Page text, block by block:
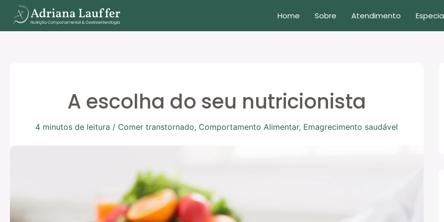
para
o
Home Sobre Atendimento
A escolha do seu nutricionista
4 minutos de leitura / Comer transtornado, Comportamento Alimentar, Emagrecimento saudável